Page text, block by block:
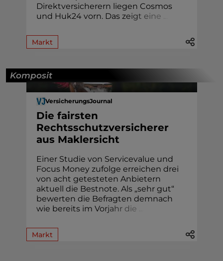
Direktversicherern liegen Cosmos
und Huk24 vorn. Das zeigt eine
Markt
Komposit
VersicherungsJournal
Die fairsten
Rechtsschutzversicherer
aus Maklersicht
Einer Studie von Servicevalue und
Focus Money zufolge erreichen drei
von acht getesteten Anbietern
aktuell die Bestnote. Als „sehr gut“
bewerten die Befragten demnach
wie bereits im Vorjahr die
Markt